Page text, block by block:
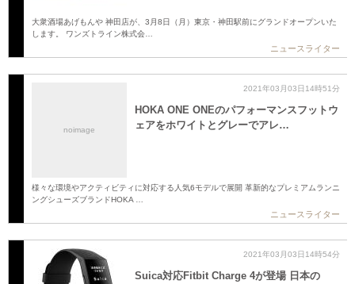
大衆酒場あげもんや 神田店が、3月8日（月）東京・神田駅前にグランドオープンいた
します。 ワンズトライン株式会…
ニュースライター
noimage
2021年03月03日14時51分
HOKA ONE ONEのパフォーマンスフットウ
ェアをホワイトとグレーでアレ…
様々な環境やアクティビティに対応する人気6モデルで展開 革新的なプレミアムランニ
ングシューズブランドHOKA …
ニュースライター
2021年03月03日14時54分
Suica対応Fitbit Charge 4が登場 日本の